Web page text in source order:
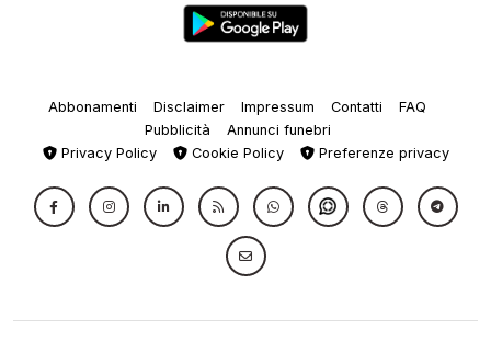
Abbonamenti Disclaimer Impressum Contatti
FAQ
Pubblicità
Annunci funebri
Privacy Policy
Cookie Policy Preferenze privacy